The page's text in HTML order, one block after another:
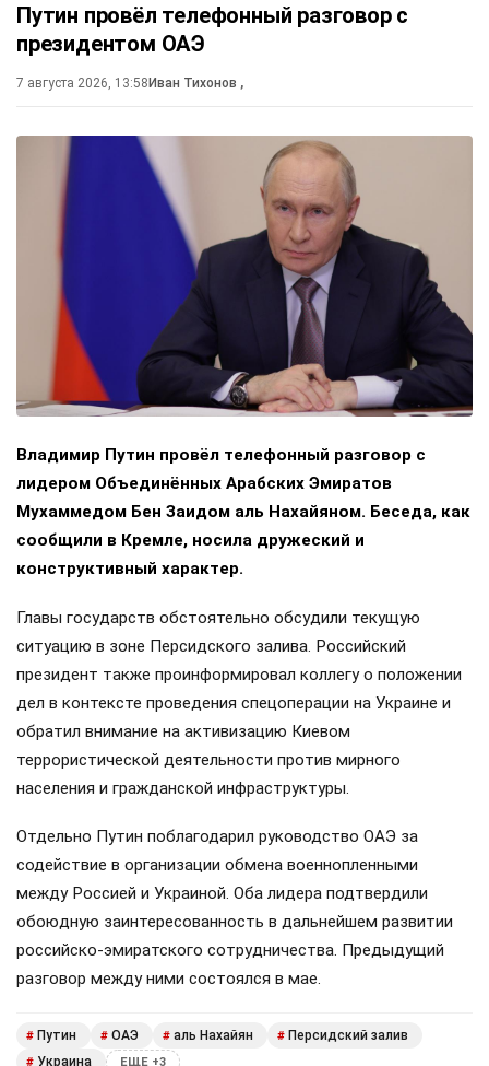
Путин провёл телефонный разговор с
президентом ОАЭ
7 августа 2026, 13:58Иван Тихонов ,
Владимир Путин провёл телефонный разговор с
лидером Объединённых Арабских Эмиратов
Мухаммедом Бен Заидом аль Нахайяном. Беседа, как
сообщили в Кремле, носила дружеский и
конструктивный характер.
Главы государств обстоятельно обсудили текущую
ситуацию в зоне Персидского залива. Российский
президент также проинформировал коллегу о положении
дел в контексте проведения спецоперации на Украине и
обратил внимание на активизацию Киевом
террористической деятельности против мирного
населения и гражданской инфраструктуры.
Отдельно Путин поблагодарил руководство ОАЭ за
содействие в организации обмена военнопленными
между Россией и Украиной. Оба лидера подтвердили
обоюдную заинтересованность в дальнейшем развитии
российско-эмиратского сотрудничества. Предыдущий
разговор между ними состоялся в мае.
# Путин # ОАЭ # аль Нахайян # Персидский залив
# Украина ЕЩЕ +3